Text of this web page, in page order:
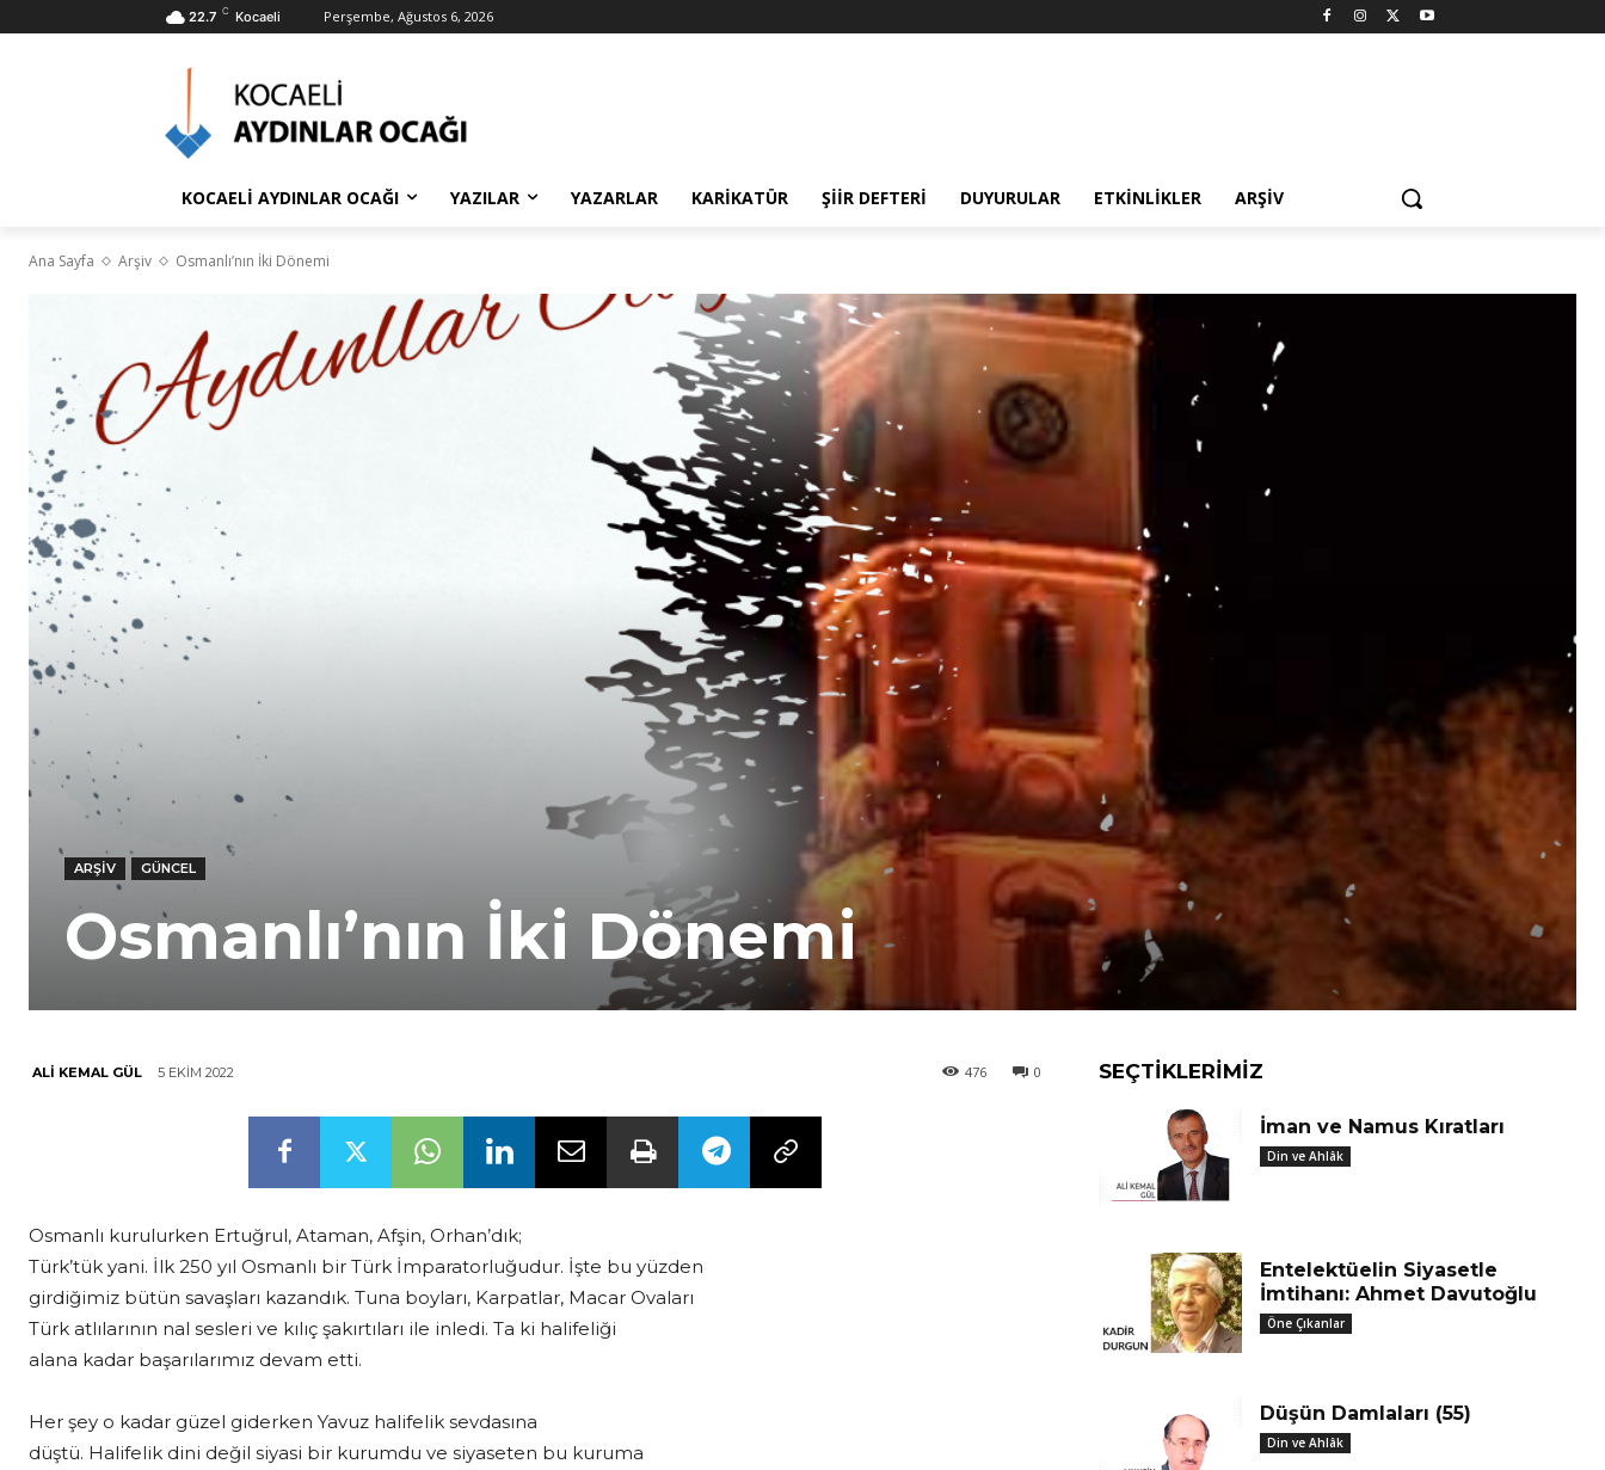
22.7 C Kocaeli Perşembe, Ağustos 6, 2026
KOCAELİ AYDINLAR OCAĞI YAZILAR YAZARLAR KARIKATÜR ŞIIR DEFTERI DUYURULAR ETKINLIKLER ARŞIV
Ana Sayfa Arşiv Osmanlı’nın İki Dönemi
ARŞIV GÜNCEL
Osmanlı’nın İki Dönemi
ALI KEMAL GÜL 5 EKIM 2022 0
476
Osmanlı kurulurken Ertuğrul, Ataman, Afşin, Orhan’dık;
Türk’tük yani. İlk 250 yıl Osmanlı bir Türk İmparatorluğudur. İşte bu yüzden
girdiğimiz bütün savaşları kazandık. Tuna boyları, Karpatlar, Macar Ovaları
Türk atlılarının nal sesleri ve kılıç şakırtıları ile inledi. Ta ki halifeliği
alana kadar başarılarımız devam etti.
Her şey o kadar güzel giderken Yavuz halifelik sevdasına
düştü. Halifelik dini değil siyasi bir kurumdu ve siyaseten bu kuruma
SEÇTIKLERIMIZ
İman ve Namus Kıratları
Din ve Ahlâk
Entelektüelin Siyasetle
İmtihanı: Ahmet Davutoğlu
Öne Çıkanlar
Düşün Damlaları (55)
Din ve Ahlâk